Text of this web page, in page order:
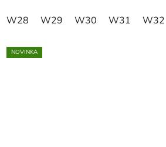
W28 W29 W30 W31 W32
NOVINKA